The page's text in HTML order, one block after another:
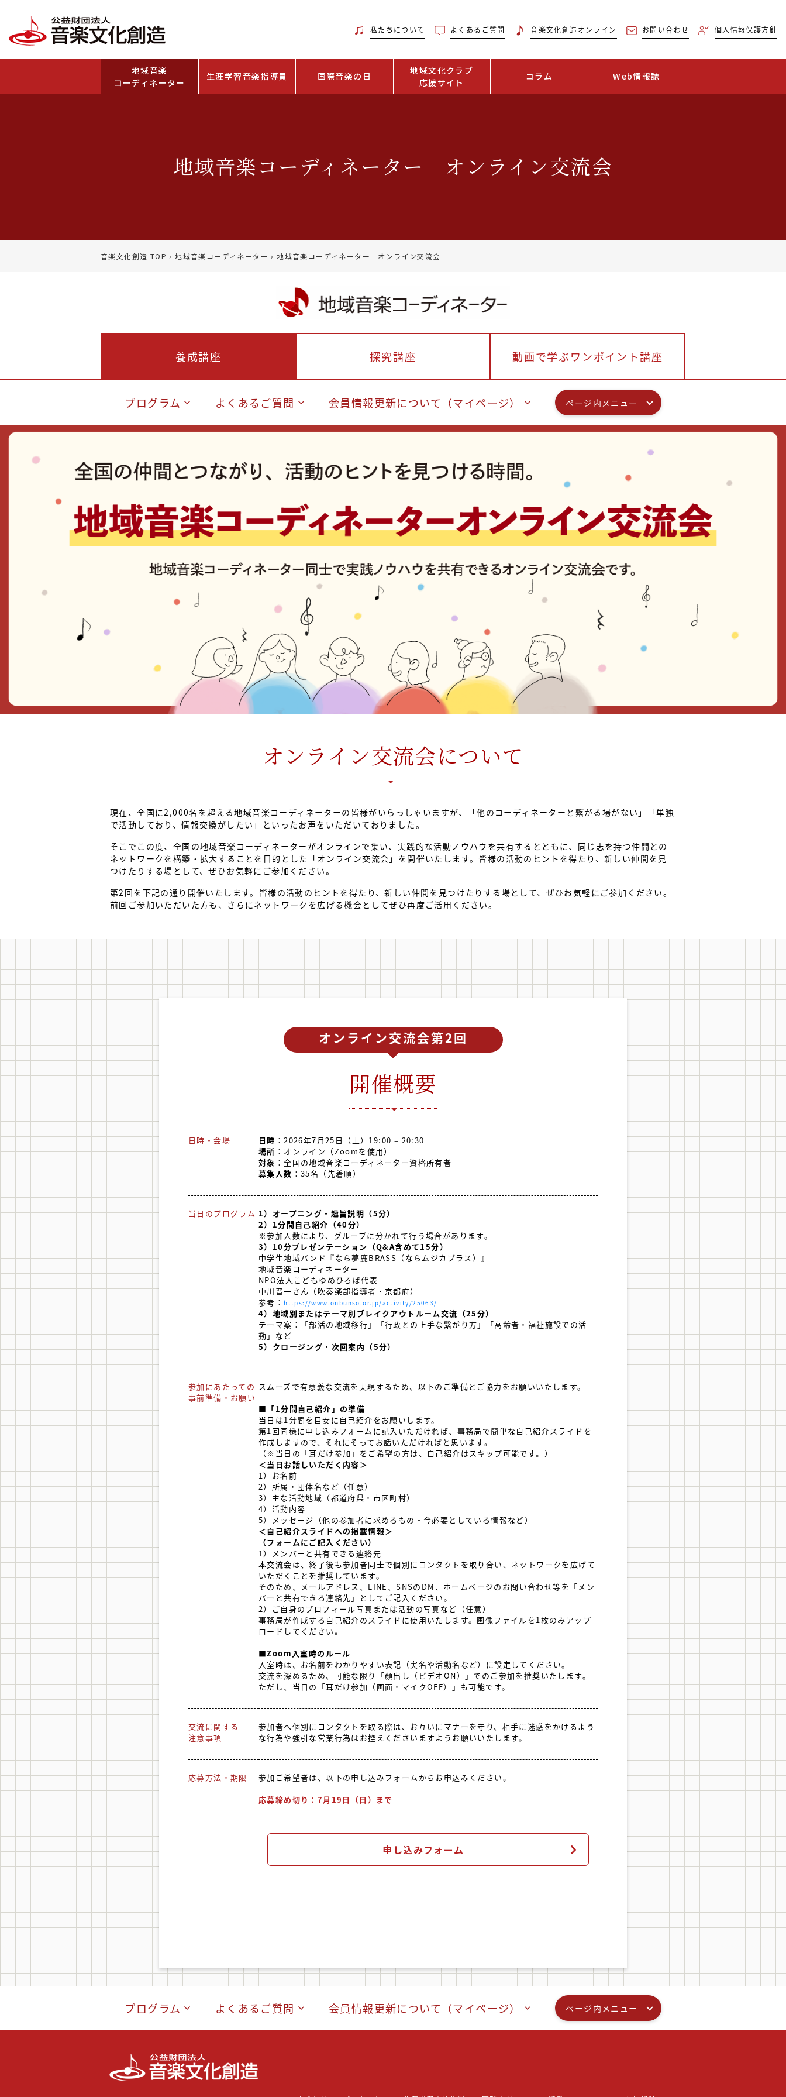
私たちについて よくあるご質問 音楽文化創造オンライン お問い合わせ 個人情報保護方針
地域音楽
コーディネーター
生涯学習音楽指導員 国際音楽の日
地域文化クラブ
応援サイト
コラム Web情報誌
地域音楽コーディネーター オンライン交流会
音楽文化創造 TOP ›地域音楽コーディネーター ›地域音楽コーディネーター オンライン交流会
養成講座 探究講座 動画で学ぶワンポイント講座
プログラム よくあるご質問 会員情報更新について（マイページ） ページ内メニュー
オンライン交流会について
現在、全国に2,000名を超える地域音楽コーディネーターの皆様がいらっしゃいますが、「他のコーディネーターと繋がる場がない」「単独
で活動しており、情報交換がしたい」といったお声をいただいておりました。
そこでこの度、全国の地域音楽コーディネーターがオンラインで集い、実践的な活動ノウハウを共有するとともに、同じ志を持つ仲間との
ネットワークを構築・拡大することを目的とした「オンライン交流会」を開催いたします。皆様の活動のヒントを得たり、新しい仲間を見
つけたりする場として、ぜひお気軽にご参加ください。
第2回を下記の通り開催いたします。皆様の活動のヒントを得たり、新しい仲間を見つけたりする場として、ぜひお気軽にご参加ください。
前回ご参加いただいた方も、さらにネットワークを広げる機会としてぜひ再度ご活用ください。
オンライン交流会第2回
開催概要
日時・会場 日時 ：2026年7月25日（土）19:00 – 20:30
場所 ：オンライン（Zoomを使用）
対象 ：全国の地域音楽コーディネーター資格所有者
募集人数 ：35名（先着順）
当日のプログラム 1）オープニング・趣旨説明（5分）
2）1分間自己紹介（40分）
※参加人数により、グループに分かれて行う場合があります。
3）10分プレゼンテーション（Q&A含めて15分）
中学生地域バンド『なら夢鹿BRASS（ならムジカブラス）』
地域音楽コーディネーター
NPO法人こどもゆめひろば代表
中川晋一さん（吹奏楽部指導者・京都府）
参考： https://www.onbunso.or.jp/activity/25063/
4）地域別またはテーマ別ブレイクアウトルーム交流（25分）
テーマ案：「部活の地域移行」「行政との上手な繋がり方」「高齢者・福祉施設での活
動」など
5）クロージング・次回案内（5分）
参加にあたっての
事前準備・お願い
スムーズで有意義な交流を実現するため、以下のご準備とご協力をお願いいたします。
■「1分間自己紹介」の準備
当日は1分間を目安に自己紹介をお願いします。
第1回同様に申し込みフォームに記入いただければ、事務局で簡単な自己紹介スライドを
作成しますので、それにそってお話いただければと思います。
（※当日の「耳だけ参加」をご希望の方は、自己紹介はスキップ可能です。）
＜当日お話しいただく内容＞
1）お名前
2）所属・団体名など（任意）
3）主な活動地域（都道府県・市区町村）
4）活動内容
5）メッセージ（他の参加者に求めるもの・今必要としている情報など）
＜自己紹介スライドへの掲載情報＞
（フォームにご記入ください）
1）メンバーと共有できる連絡先
本交流会は、終了後も参加者同士で個別にコンタクトを取り合い、ネットワークを広げて
いただくことを推奨しています。
そのため、メールアドレス、LINE、SNSのDM、ホームページのお問い合わせ等を「メン
バーと共有できる連絡先」としてご記入ください。
2）ご自身のプロフィール写真または活動の写真など（任意）
事務局が作成する自己紹介のスライドに使用いたします。画像ファイルを1枚のみアップ
ロードしてください。
■Zoom入室時のルール
入室時は、お名前をわかりやすい表記（実名や活動名など）に設定してください。
交流を深めるため、可能な限り「顔出し（ビデオON）」でのご参加を推奨いたします。
ただし、当日の「耳だけ参加（画面・マイクOFF）」も可能です。
交流に関する
注意事項
参加者へ個別にコンタクトを取る際は、お互いにマナーを守り、相手に迷惑をかけるよう
な行為や強引な営業行為はお控えくださいますようお願いいたします。
応募方法・期限
参加ご希望者は、以下の申し込みフォームからお申込みください。
応募締め切り：7月19日（日）まで
申し込みフォーム
プログラム よくあるご質問 会員情報更新について（マイページ） ページ内メニュー